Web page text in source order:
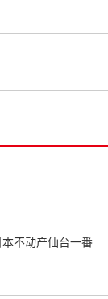
不动产仙台一番